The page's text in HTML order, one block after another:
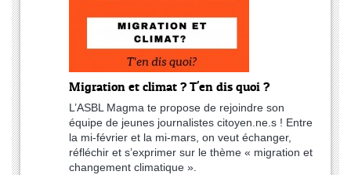
Migration et climat ? T'en dis quoi ?
L’ASBL Magma te propose de rejoindre son
équipe de jeunes journalistes citoyen.ne.s ! Entre
la mi-février et la mi-mars, on veut échanger,
réfléchir et s’exprimer sur le thème « migration et
changement climatique ».